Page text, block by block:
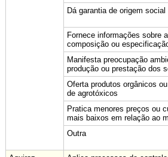
Dá garantia de origem social
Fornece informações sobre a
composição ou
Manifesta preocupação
produção ou prestação dos
Oferta produtos orgânicos
de agrotóxicos
Pratica menores preços ou
mais baixos em relação ao
Outra